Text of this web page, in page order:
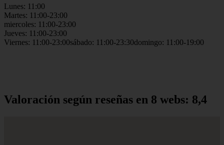
Lunes: 11:00
Martes: 11:00-23:00
miercoles: 11:00-23:00
Jueves: 11:00-23:00
Viernes: 11:00-23:00sábado: 11:00-23:30domingo: 11:00-19:00
Valoración según reseñas en 8 webs: 8,4